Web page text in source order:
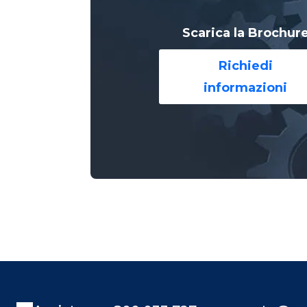
Scarica la
Richiedi
informazioni